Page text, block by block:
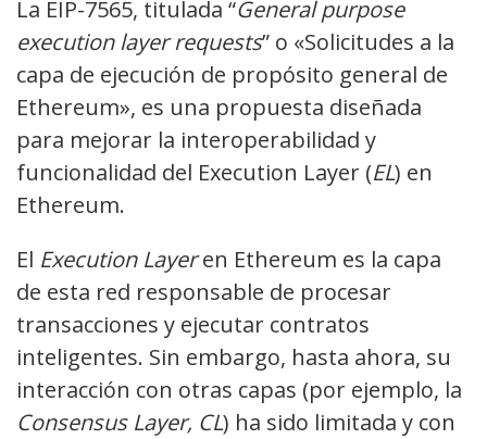
La EIP-7565, titulada “General purpose
execution layer requests” o «Solicitudes a la
capa de ejecución de propósito general de
Ethereum», es una propuesta diseñada
para mejorar la interoperabilidad y
funcionalidad del Execution Layer (EL) en
Ethereum.
El Execution Layeren Ethereum es la capa
de esta red responsable de procesar
transacciones y ejecutar contratos
inteligentes. Sin embargo, hasta ahora, su
interacción con otras capas (por ejemplo, la
Consensus Layer, CL) ha sido limitada y con